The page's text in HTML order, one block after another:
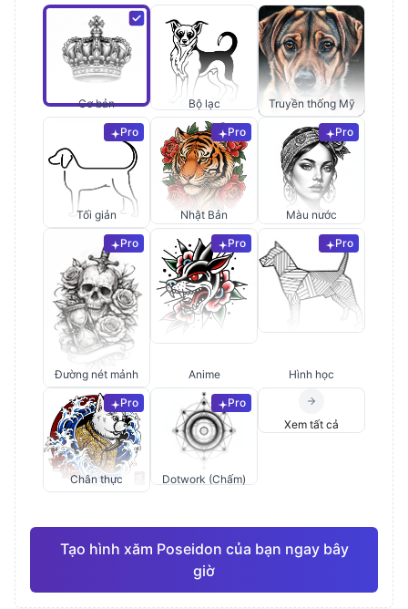
Cơ bản Bộ lạc Truyền thống Mỹ
Pro
Tối giản
Pro
Nhật Bản
Pro
Màu nước
Pro
Đường nét mảnh
Pro
Anime
Pro
Hình học
Pro
Chân thực
Pro
Dotwork (Chấm)
Xem tất cả
Tạo hình xăm Poseidon của bạn ngay bây
giờ